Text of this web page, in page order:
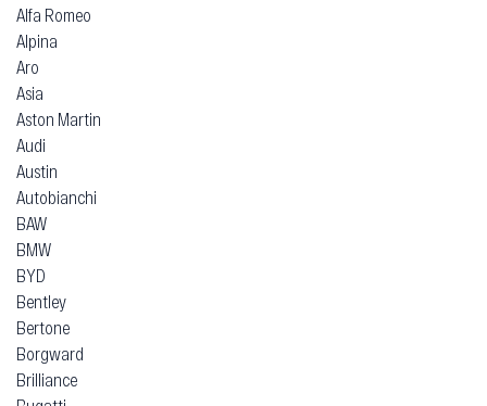
Alfa Romeo
Alpina
Aro
Asia
Aston Martin
Audi
Austin
Autobianchi
BAW
BMW
BYD
Bentley
Bertone
Borgward
Brilliance